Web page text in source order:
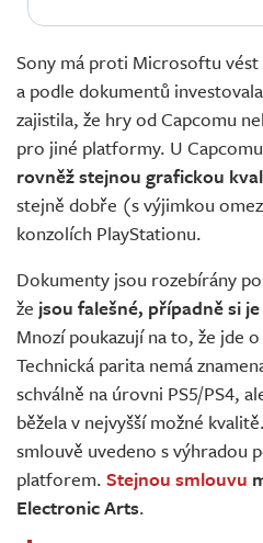
Sony má proti Microsoftu vést
a podle dokumentů
zajistila, že hry od Capcomu
pro jiné platformy. U
rovněž stejnou grafickou
stejně dobře (s výjimkou
konzolích PlayStationu.
Dokumenty jsou rozebírány
že jsou falešné, případně si
Mnozí poukazují na to, že jde
Technická parita nemá
schválně na úrovni PS5/PS4,
běžela v nejvyšší možné
smlouvě uvedeno s výhradou
platforem. Stejnou smlouvu
Electronic Arts.